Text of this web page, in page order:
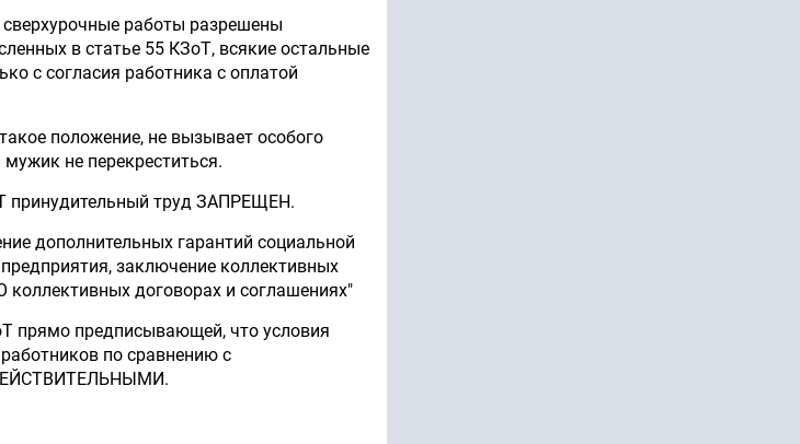
сверхурочные работы разрешены
в статье 55 КЗоТ, всякие остальные
с согласия работника с оплатой
положение, не вызывает особого
не перекреститься.
принудительный труд ЗАПРЕЩЕН.
дополнительных гарантий социальной
заключение коллективных
договорах и соглашениях"
прямо предписывающей, что условия
по сравнению с